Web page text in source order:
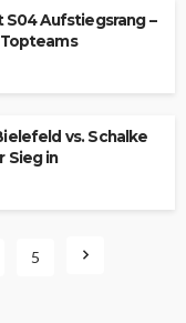
S04 Aufstiegsrang –
vs. Schalke
Sieg in
5